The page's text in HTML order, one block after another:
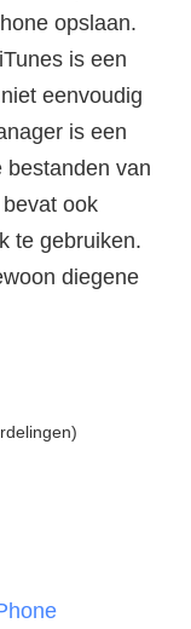
opslaan.
is een
eenvoudig
is een
bestanden van
ook
te gebruiken.
diegene